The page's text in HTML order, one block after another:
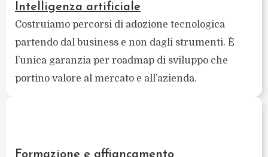
Intelligenza artificiale
Costruiamo percorsi di adozione tecnologica
partendo dal business e non dagli strumenti. È
l’unica garanzia per roadmap di sviluppo che
portino valore al mercato e all’azienda.
Formazione e affiancamento